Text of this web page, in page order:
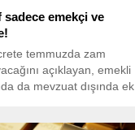
sadece emekçi ve
temmuzda zam
açıklayan, emekli
da mevzuat dışında ek